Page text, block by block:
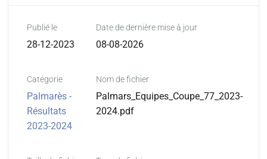
Publié le
28-12-2023
Date de dernière mise à jour
08-08-2026
Catégorie
Palmarès -
Résultats
2023-2024
Nom de fichier
Palmars_Equipes_Coupe_77_2023-
2024.pdf